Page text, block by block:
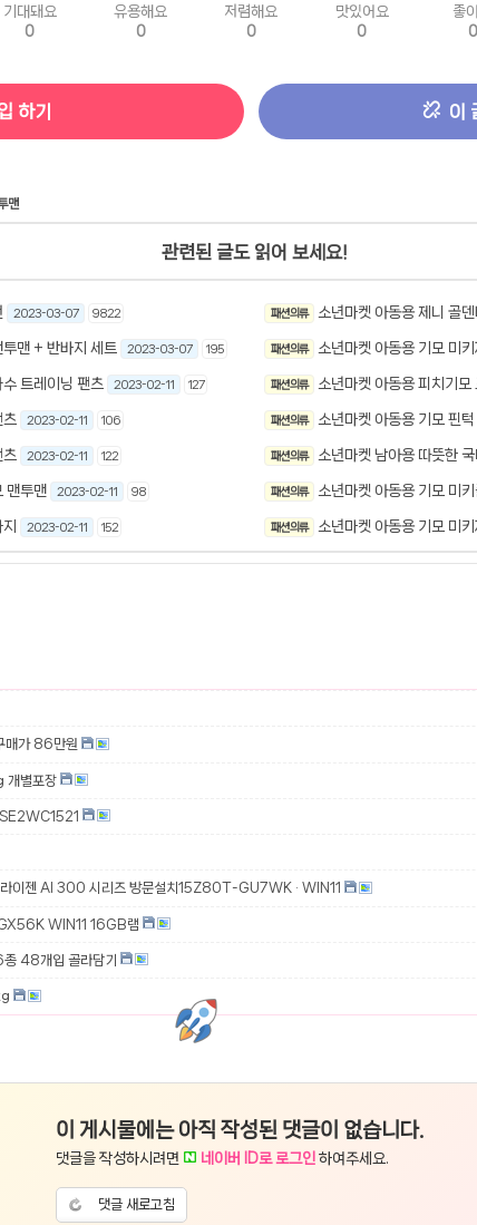
기대돼요
0
유용해요
0
저렴해요
0
맛있어요
0
좋
0
하기 이
맨
관련된 글도 읽어 보세요!
2023-03-07 9822
맨 + 반바지 세트 2023-03-07 195
트레이닝 팬츠 2023-02-11 127
츠 2023-02-11 106
츠 2023-02-11 122
맨투맨 2023-02-11 98
2023-02-11 152
패션 의류 소년마켓 아동용 제니 골덴
패션 의류 소년마켓 아동용 기모 미
패션 의류 소년마켓 아동용 피치기모
패션 의류 소년마켓 아동용 기모 핀
패션 의류 소년마켓 남아용 따뜻한
패션 의류 소년마켓 아동용 기모 미
패션 의류 소년마켓 아동용 기모 미
매가 86만원
개별포장
이젠 AI 300 시리즈 방문설치15Z80T-GU7WK · WIN11
WIN11 16GB램
종 48개입 골라담기
이 게시물에는 아직 작성된 댓글이 없습니다.
댓글을 작성하시려면 네이버 ID로 로그인 하여주세요.
댓글 새로고침